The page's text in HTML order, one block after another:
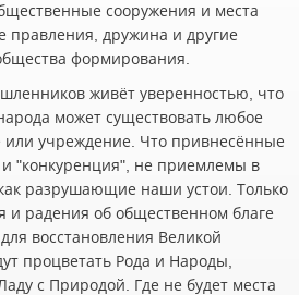
сооружения и места
правления, дружина и другие
формирования.
живёт уверенностью, что
может существовать любое
учреждение. Что привнесённые
"конкуренция", не приемлемы в
разрушающие наши устои. Только
и радения об общественном благе
восстановления Великой
процветать Рода и Народы,
с Природой. Где не будет места